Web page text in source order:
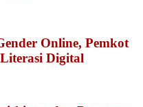
Online, Pemkot
Digital